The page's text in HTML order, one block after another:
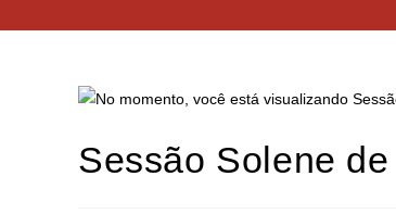
Sessão Solene